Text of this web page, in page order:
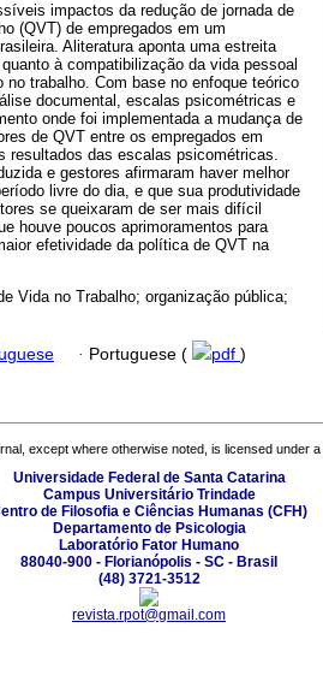
impactos da redução de jornada de
(QVT) de empregados em um
Aliteratura aponta uma estreita
à compatibilização da vida pessoal
trabalho. Com base no enfoque teórico
documental, escalas psicométricas e
onde foi implementada a mudança de
de QVT entre os empregados em
resultados das escalas psicométricas.
e gestores afirmaram haver melhor
livre do dia, e que sua produtividade
se queixaram de ser mais difícil
houve poucos aprimoramentos para
efetividade da política de QVT na
Vida no Trabalho; organização pública;
· Portuguese ( pdf )
except where otherwise noted, is licensed under a
Universidade Federal de Santa Catarina
Campus Universitário Trindade
de Filosofia e Ciências Humanas (CFH)
Departamento de Psicologia
Laboratório Fator Humano
88040-900 - Florianópolis - SC - Brasil
(48) 3721-3512
revista.rpot@gmail.com